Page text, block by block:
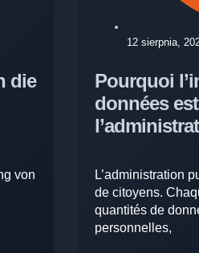
die
von
12 sierpnia,
Pourquoi
données
L’administration
de citoyens.
quantités de
personnelles,